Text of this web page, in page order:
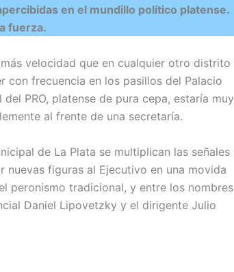
en el mundillo político platense.
fuerza.
velocidad que en cualquier otro distrito
con frecuencia en los pasillos del Palacio
PRO, platense de pura cepa, estaría muy
al frente de una secretaría.
de La Plata se multiplican las señales
figuras al Ejecutivo en una movida
peronismo tradicional, y entre los nombres
Daniel Lipovetzky y el dirigente Julio